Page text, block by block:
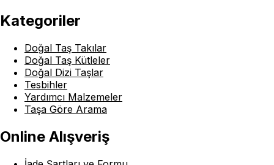
Kategoriler
Doğal Taş Takılar
Doğal Taş Kütleler
Doğal Dizi Taşlar
Tesbihler
Yardımcı Malzemeler
Taşa Göre Arama
Online Alışveriş